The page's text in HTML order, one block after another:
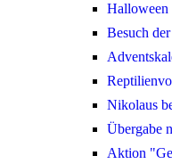
Halloween
Besuch
Nikolaus
Übergabe
Aktion